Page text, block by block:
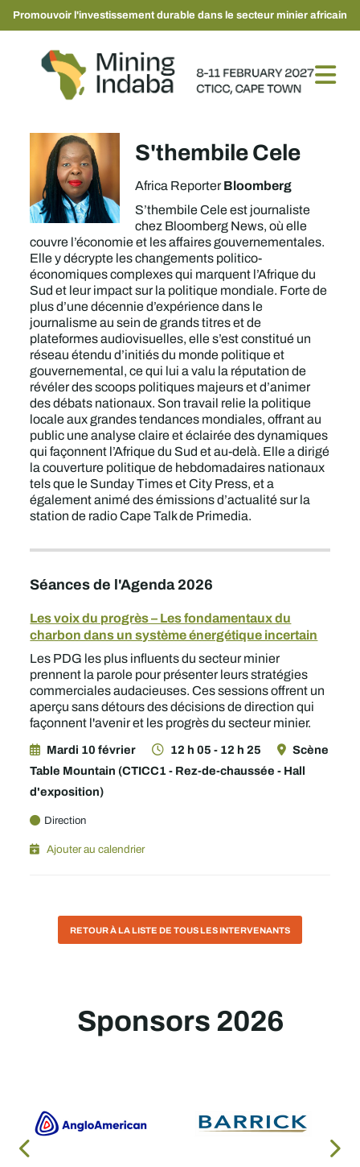
Promouvoir l'investissement durable dans le secteur minier africain
S'thembile Cele
Africa ReporterBloomberg
S’thembile Cele est journaliste
chez Bloomberg News, où elle
couvre l’économie et les affaires gouvernementales.
Elle y décrypte les changements politico-
économiques complexes qui marquent l’Afrique du
Sud et leur impact sur la politique mondiale. Forte de
plus d’une décennie d’expérience dans le
journalisme au sein de grands titres et de
plateformes audiovisuelles, elle s’est constitué un
réseau étendu d’initiés du monde politique et
gouvernemental, ce qui lui a valu la réputation de
révéler des scoops politiques majeurs et d’animer
des débats nationaux. Son travail relie la politique
locale aux grandes tendances mondiales, offrant au
public une analyse claire et éclairée des dynamiques
qui façonnent l’Afrique du Sud et au-delà. Elle a dirigé
la couverture politique de hebdomadaires nationaux
tels que le Sunday Times et City Press, et a
également animé des émissions d’actualité sur la
station de radio Cape Talk de Primedia.
Séances de l'Agenda 2026
Les voix du progrès – Les fondamentaux du
charbon dans un système énergétique incertain
Les PDG les plus influents du secteur minier
prennent la parole pour présenter leurs stratégies
commerciales audacieuses. Ces sessions offrent un
aperçu sans détours des décisions de direction qui
façonnent l'avenir et les progrès du secteur minier.
Mardi 10 février 12 h 05 - 12 h 25
Scène
Table Mountain (CTICC1 - Rez-de-chaussée - Hall
d'exposition)
Direction
Ajouter au calendrier
RETOUR À LA LISTE DE TOUS LES INTERVENANTS
Sponsors 2026